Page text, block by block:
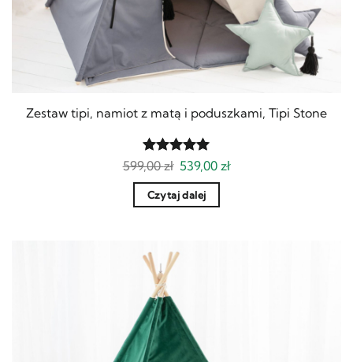
Zestaw tipi, namiot z matą i poduszkami, Tipi Stone
Oceniony
599,00zł Pierwotna
cena
wynosiła:
599,00 zł.
539,00złAktualna
Czytaj dalej